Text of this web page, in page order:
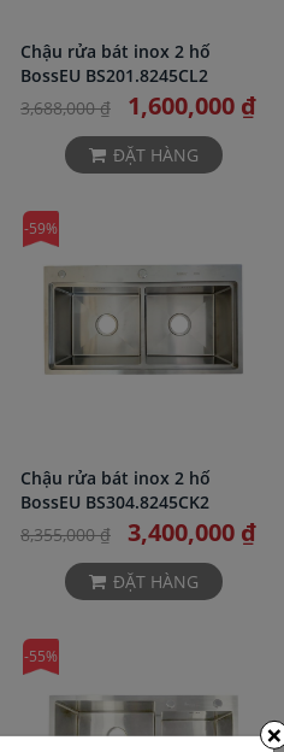
Chậu rửa bát inox 2 hố
BossEU BS201.8245CL2
3,688,000 ₫
1,600,000 ₫
ĐẶT HÀNG
-59%
Chậu rửa bát inox 2 hố
BossEU BS304.8245CK2
8,355,000 ₫
3,400,000 ₫
ĐẶT HÀNG
-55%
×